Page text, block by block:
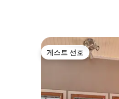
게스트 선호
게스트 선호